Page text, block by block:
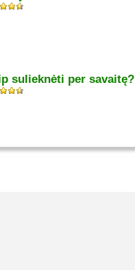
sulieknėti per savaitę?